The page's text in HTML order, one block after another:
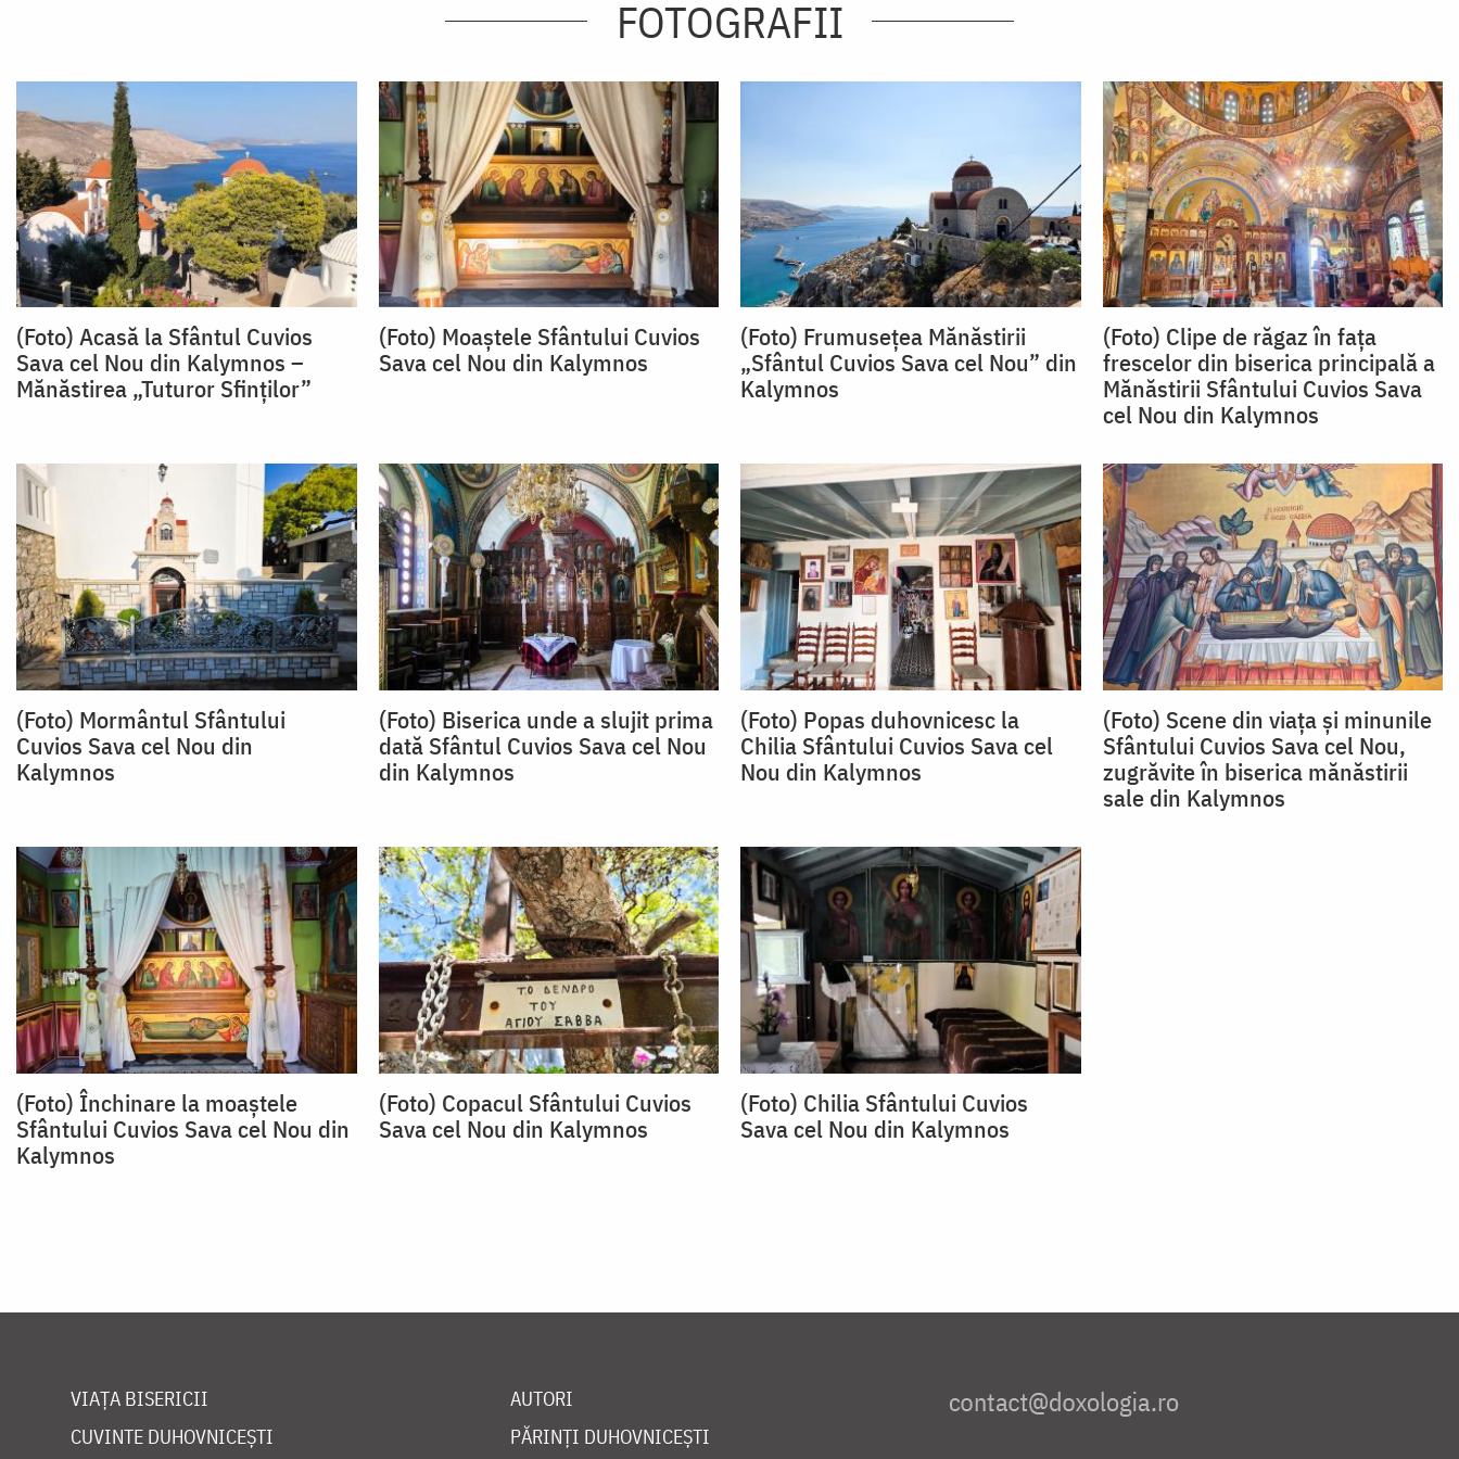
FOTOGRAFII
(Foto) Acasă la Sfântul Cuvios
Sava cel Nou din Kalymnos –
Mănăstirea „Tuturor Sfinților”
(Foto) Moaștele Sfântului Cuvios
Sava cel Nou din Kalymnos
(Foto) Frumusețea Mănăstirii
„Sfântul Cuvios Sava cel Nou” din
Kalymnos
(Foto) Clipe de răgaz în fața
frescelor din biserica principală a
Mănăstirii Sfântului Cuvios Sava
cel Nou din Kalymnos
(Foto) Mormântul Sfântului
Cuvios Sava cel Nou din
Kalymnos
(Foto) Biserica unde a slujit prima
dată Sfântul Cuvios Sava cel Nou
din Kalymnos
(Foto) Popas duhovnicesc la
Chilia Sfântului Cuvios Sava cel
Nou din Kalymnos
(Foto) Scene din viața și minunile
Sfântului Cuvios Sava cel Nou,
zugrăvite în biserica mănăstirii
sale din Kalymnos
(Foto) Închinare la moaștele
Sfântului Cuvios Sava cel Nou din
Kalymnos
(Foto) Copacul Sfântului Cuvios
Sava cel Nou din Kalymnos
(Foto) Chilia Sfântului Cuvios
Sava cel Nou din Kalymnos
VIAȚA BISERICII
CUVINTE DUHOVNICEȘTI
AUTORI
PĂRINȚI DUHOVNICEȘTI